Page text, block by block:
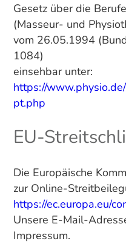
Gesetz über die
(Masseur- und
vom 26.05.1994
1084)
einsehbar unter:
https://
pt.php
EU-
Die Europäische
zur Online-
https://ec.europa.eu/
Unsere E-Mail-
Impressum.